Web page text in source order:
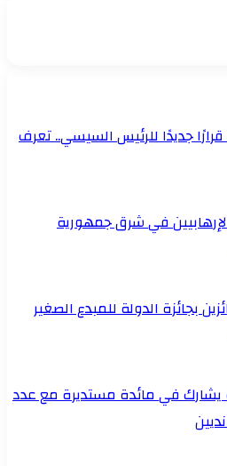
جديدًا للرئيس السيسي.. تعرف
في شرق جمهورية
بجائزة الدولة للمبدع الصغير
يشارك في مائدة مستديرة مع عدد